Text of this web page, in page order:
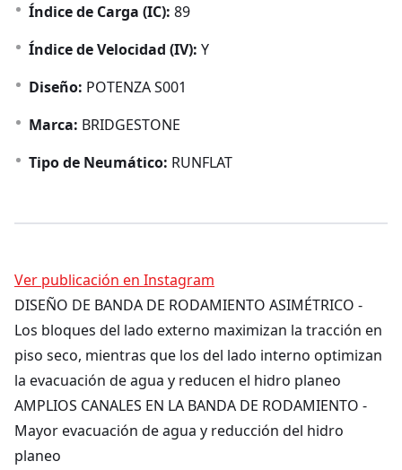
Índice de Carga (IC): 89
Índice de Velocidad (IV): Y
Diseño: POTENZA S001
Marca: BRIDGESTONE
Tipo de Neumático: RUNFLAT
Ver publicación en Instagram
DISEÑO DE BANDA DE RODAMIENTO ASIMÉTRICO -
Los bloques del lado externo maximizan la tracción en
piso seco, mientras que los del lado interno optimizan
la evacuación de agua y reducen el hidro planeo
AMPLIOS CANALES EN LA BANDA DE RODAMIENTO -
Mayor evacuación de agua y reducción del hidro
planeo